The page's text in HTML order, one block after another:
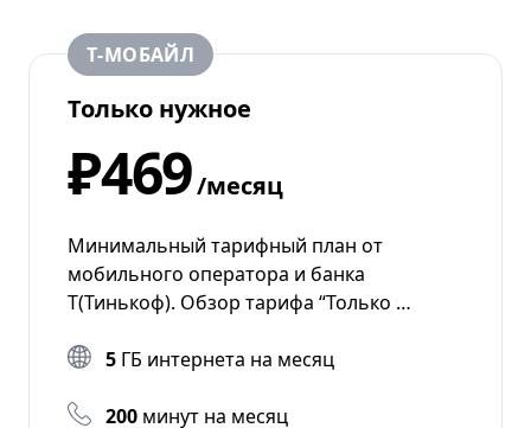
Т‑МОБАЙЛ
Только нужное
₽469/месяц
Минимальный тарифный план от
мобильного оператора и банка
Т(Тинькоф). Обзор тарифа “Только …
5 ГБ интернета на месяц
200 минут на месяц